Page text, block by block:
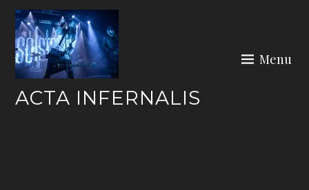
Skip
content
ACTA INFERNALIS
Menu